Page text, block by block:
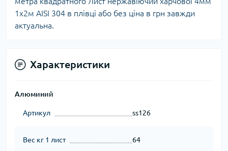
1х2м AISI 304 в плівці або без ціна в грн завжди
актуальна.
Характеристики
Алюминий
Артикул ss126
Вес кг 1 лист 64